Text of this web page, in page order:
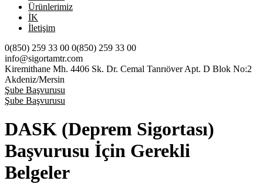
Ürünlerimiz
İK
İletişim
0(850) 259 33 00 0(850) 259 33 00
info@sigortamtr.com
Kiremithane Mh. 4406 Sk. Dr. Cemal Tanrıöver Apt. D Blok No:2
Akdeniz/Mersin
Şube Başvurusu
Şube Başvurusu
DASK (Deprem Sigortası)
Başvurusu İçin Gerekli
Belgeler